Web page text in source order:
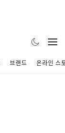
브랜드 온라인 스